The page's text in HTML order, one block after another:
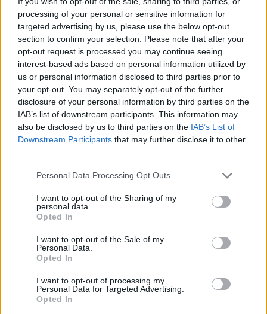
processing of your personal or sensitive information for
targeted advertising by us, please use the below opt-out
section to confirm your selection. Please note that after your
opt-out request is processed you may continue seeing
interest-based ads based on personal information utilized by
us or personal information disclosed to third parties prior to
your opt-out. You may separately opt-out of the further
disclosure of your personal information by third parties on the
IAB’s list of downstream participants. This information may
also be disclosed by us to third parties on the IAB’s List of
Downstream Participants that may further disclose it to other
Personal Data Processing Opt Outs
I want to opt-out of the Sharing of my
personal data.
Opted In
I want to opt-out of the Sale of my
Personal Data.
Opted In
I want to opt-out of processing my
Personal Data for Targeted Advertising.
Opted In
bizonyítvány
szakképesítés
OKJ-s képzések
okj-s képzések listája
szakmatanulás